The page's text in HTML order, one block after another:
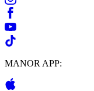
MANOR APP: